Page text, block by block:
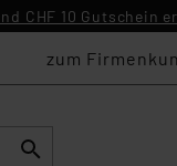
CHF 10 Gutschein
zum